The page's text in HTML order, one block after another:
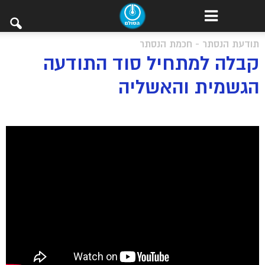
תודעת הנסתר - חכמת הנסתר
קבלה למתחיל סוד התודעה
הגשמית והאשליה